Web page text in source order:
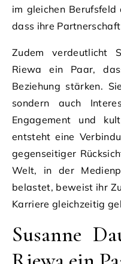
im gleichen Berufsfeld
dass ihre
Zudem verdeutlicht
Riewa ein Paar,
Beziehung stärken.
sondern auch
Engagement und
entsteht eine
gegenseitiger
Welt, in der
belastet, beweist ihr
Karriere gleichzeitig
Susanne